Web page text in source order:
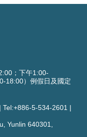
；下午1:00-
18:00）例假日及國定
| Tel:+886-5-534-2601 |
Yunlin 640301,